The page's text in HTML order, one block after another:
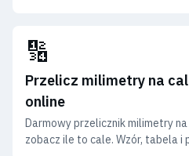
🔢
Przelicz milimetry na
online
Darmowy przelicznik milimetry
zobacz ile to cale. Wzór, tabela i